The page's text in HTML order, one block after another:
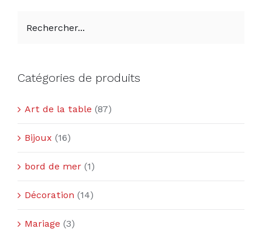
Catégories de produits
Art de la table (87)
Bijoux (16)
bord de mer (1)
Décoration (14)
Mariage (3)